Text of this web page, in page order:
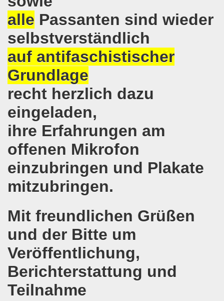
alle Passanten sind wieder
selbstverständlich
auf antifaschistischer
Grundlage
recht herzlich dazu
eingeladen,
ihre Erfahrungen am
offenen Mikrofon
einzubringen und Plakate
mitzubringen.
Mit freundlichen Grüßen
und der Bitte um
Veröffentlichung,
Berichterstattung und
Teilnahme
Bewegung wendet sich entschieden gegen Politik der
bekräftigt Solidarität für den Kampf der
Gelsenkirchener Montagsdemo-Bewegung und muss
Bewegung wird im Zeichen des Protestes gegen
auf der bundesweiten Großdemonstration
der Opfer des Anschlags von Ankara
ruft auf zur 12. Herbstdemonstration am 10.
Bewegung zu TOP Thema Griechenland
- drei Brennpunkte bei der 542. Gelsenkirchener
am 10. August 2015!
Kinder, die zum REBELL-Sommercamp 2015 fahren!
Gelsenkirchener Montagsdemo-Bewegung am
Gelsenkirchener Montagsdemo-Bewegung am 20. Juli